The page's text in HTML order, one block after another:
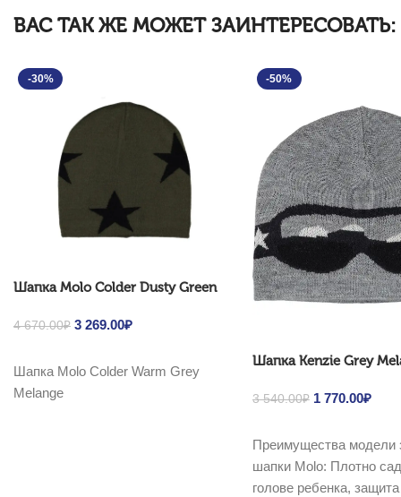
ВАС ТАК ЖЕ МОЖЕТ ЗАИНТЕРЕСОВАТЬ:
-30%
Шапка Molo Colder Dusty Green
4 670.00₽ Original price was: 4
3 269.00₽
Шапка Molo Colder Warm Grey
Melange
-50%
Шапка Kenzie Grey
3 540.00₽ Original price
1 770.00₽
Преимущества модели
шапки Molo: Плотно
голове ребенка,